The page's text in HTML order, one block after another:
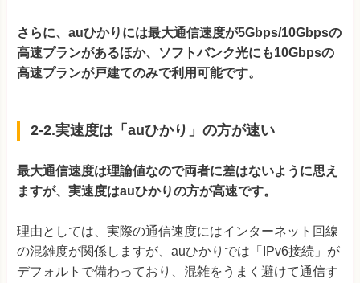
さらに、auひかりには最大通信速度が5Gbps/10Gbpsの
高速プランがあるほか、ソフトバンク光にも10Gbpsの
高速プランが戸建てのみで利用可能です。
2-2.実速度は「auひかり」の方が速い
最大通信速度は理論値なので両者に差はないように思え
ますが、実速度はauひかりの方が高速です。
理由としては、実際の通信速度にはインターネット回線
の混雑度が関係しますが、auひかりでは「IPv6接続」が
デフォルトで備わっており、混雑をうまく避けて通信す